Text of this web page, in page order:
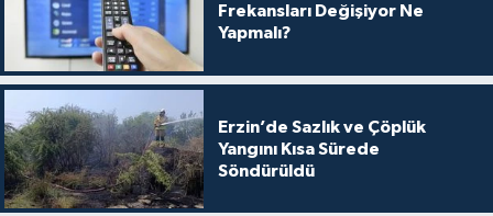
Frekansları Değişiyor Ne
Yapmalı?
Erzin’de Sazlık ve Çöplük
Yangını Kısa Sürede
Söndürüldü